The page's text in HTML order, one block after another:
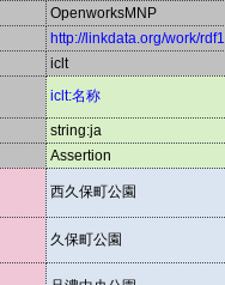
OpenworksMNP
http://linkdata.org/work/
iclt
iclt:名称
string:ja
Assertion
西久保町公園
久保町公園